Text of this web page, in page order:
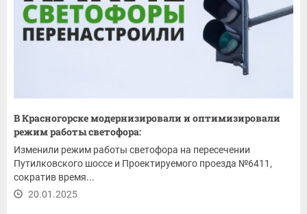
В Красногорске модернизировали и оптимизировали
режим работы светофора:
Изменили режим работы светофора на пересечении
Путилковского шоссе и Проектируемого проезда №6411,
сократив время...
20.01.2025